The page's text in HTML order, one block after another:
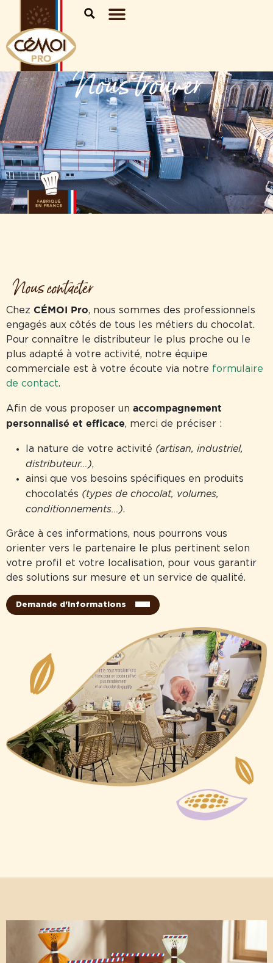
Nous trouver
Nous contacter
Chez CÉMOI Pro, nous sommes des professionnels
engagés aux côtés de tous les métiers du chocolat.
Pour connaître le distributeur le plus proche ou le
plus adapté à votre activité, notre équipe
commerciale est à votre écoute via notre formulaire
de contact.
Afin de vous proposer un accompagnement
personnalisé et efficace, merci de préciser :
la nature de votre activité (artisan, industriel,
distributeur…),
ainsi que vos besoins spécifiques en produits
chocolatés (types de chocolat, volumes,
conditionnements…).
Grâce à ces informations, nous pourrons vous
orienter vers le partenaire le plus pertinent selon
votre profil et votre localisation, pour vous garantir
des solutions sur mesure et un service de qualité.
Demande d'informations